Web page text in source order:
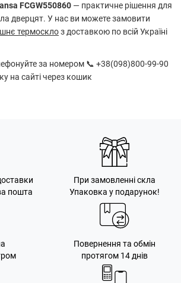
FCGW550860 — практичне рішення для
дверцят. У нас ви можете замовити
термосклоз доставкою по всій Україні
за номером 📞 +38(098)800-99-90
на сайті через кошик
пошта
При замовленні скла
Упаковка у подарунок!
Повернення та обмін
протягом 14 днів